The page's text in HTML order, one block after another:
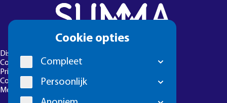
Cookie opties
Compleet
Persoonlijk
Disclaimer
Colofon
Privacyverklaring
Cookie-instellingen
Meld een foutje